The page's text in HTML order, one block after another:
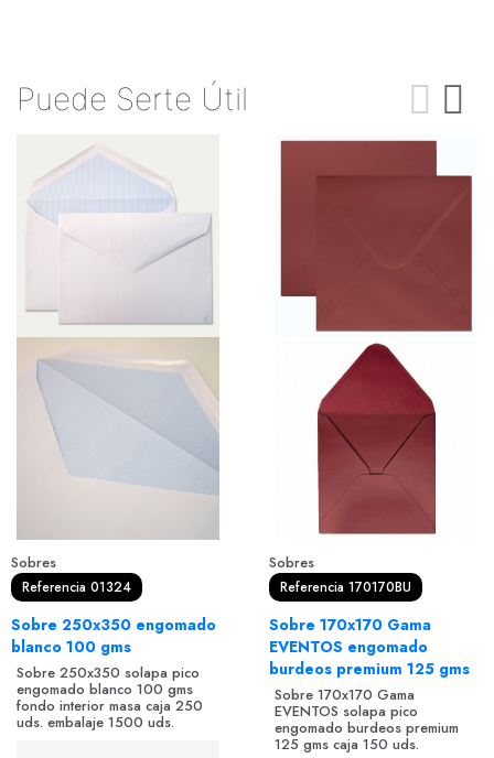
Puede Serte Útil
Sobres
Referencia 01324
Sobre 250x350 engomado
blanco 100 gms
Sobre 250x350 solapa pico
engomado blanco 100 gms
fondo interior masa caja 250
uds. embalaje 1500 uds.
Sobres
Referencia 170170BU
Sobre 170x170 Gama
EVENTOS engomado
burdeos premium 125 gms
Sobre 170x170 Gama
EVENTOS solapa pico
engomado burdeos premium
125 gms caja 150 uds.